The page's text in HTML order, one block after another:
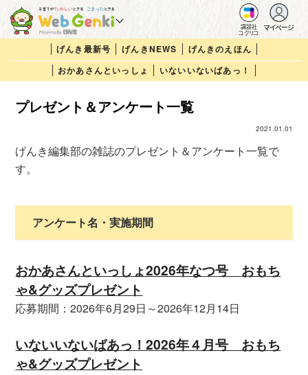
講談社
コクリコ
マイページ
げんき最新号 げんきNEWS
げんきのえほん
おかあさんといっしょ
いないいないばあっ！
プレゼント＆アンケート一覧
2021.01.01
げんき編集部の雑誌のプレゼント＆アンケート一覧で
す。
アンケート名・実施期間
おかあさんといっしょ2026年なつ号 おもち
ゃ&グッズプレゼント
応募期間：2026年6月29日～2026年12月14日
いないいないばあっ！2026年４月号 おもち
ゃ&グッズプレゼント